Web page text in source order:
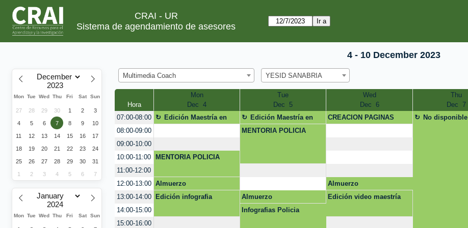
CRAI - UR
Sistema de agendamiento de asesores
Mon Tue Wed Thu Fri Sat Sun
27 28 29 30 1 2 3
4 5 6 7 8 9 10
11 12 13 14 15 16 17
18 19 20 21 22 23 24
25 26 27 28 29 30 31
1 2 3 4 5 6 7
Mon Tue Wed Thu Fri Sat Sun
4 - 10 December 2023
Multimedia Coach YESID SANABRIA
Hora
Mon
Dec  4
Tue
Dec  5
Wed
Dec  6
Thu
Dec  7
07:00-08:00
Edición Maestría en
Derecho
Edición Maestría en
Derecho
CREACION PAGINAS
WEB
No disponible
08:00-09:00
MENTORIA POLICIA
09:00-10:00
10:00-11:00
MENTORIA POLICIA
11:00-12:00
12:00-13:00 Almuerzo
Almuerzo
13:00-14:00
Edición infografia Almuerzo Edición video maestría
14:00-15:00
Infografias Policia
15:00-16:00